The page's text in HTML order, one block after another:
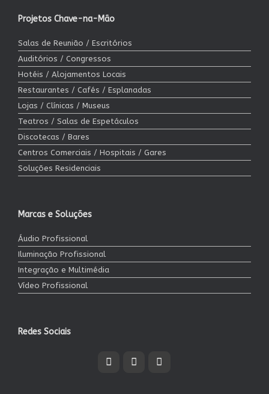
Projetos Chave-na-Mão
Salas de Reunião / Escritórios
Auditórios / Congressos
Hotéis / Alojamentos Locais
Restaurantes / Cafés / Esplanadas
Lojas / Clínicas / Museus
Teatros / Salas de Espetáculos
Discotecas / Bares
Centros Comerciais / Hospitais / Gares
Soluções Residenciais
Marcas e Soluções
Áudio Profissional
Iluminação Profissional
Integração e Multimédia
Vídeo Profissional
Redes Sociais